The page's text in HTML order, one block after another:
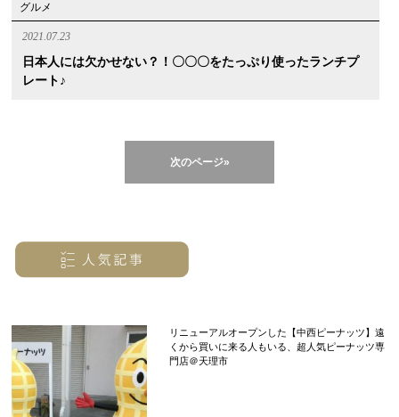
グルメ
2021.07.23
日本人には欠かせない？！〇〇〇をたっぷり使ったランチプ
レート♪
次のページ»
リニューアルオープンした【中西ピーナッツ】遠
くから買いに来る人もいる、超人気ピーナッツ専
門店＠天理市